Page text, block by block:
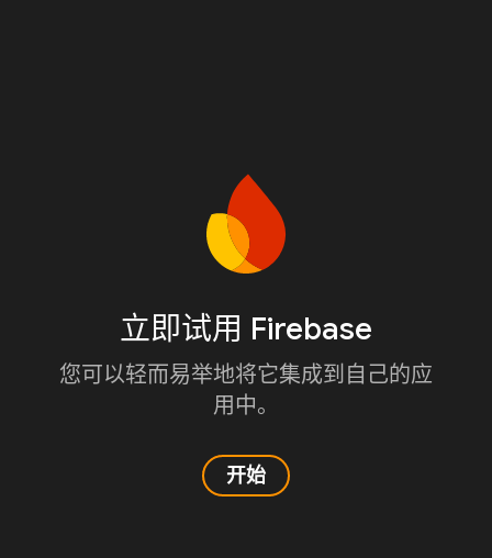
立即试用 Firebase
您可以轻而易举地将它集成到自己的应
用中。
开始